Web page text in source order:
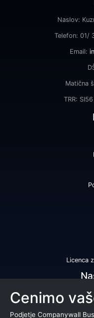
Naslov:
Telefon: 01/
Email:
Matična
TRR:
Licenca
Cenimo
Podjetje Companywall